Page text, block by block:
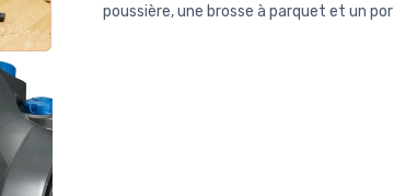
poussière, une brosse à parquet et un